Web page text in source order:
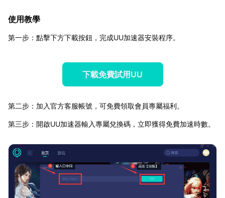
使用教學
第一步：點擊下方下載按鈕，完成UU加速器安裝程序。
下載免費試用UU
第二步：加入官方客服帳號，可免費領取會員專屬福利。
第三步：開啟UU加速器輸入專屬兌換碼，立即獲得免費加速時數。